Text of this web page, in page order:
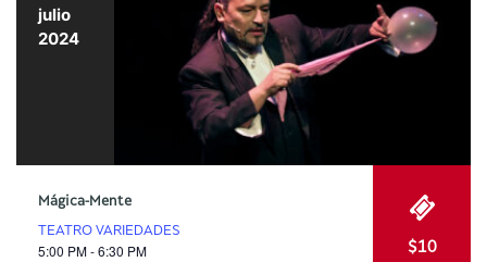
julio
2024
Mágica-Mente
TEATRO VARIEDADES
5:00 PM - 6:30 PM $10